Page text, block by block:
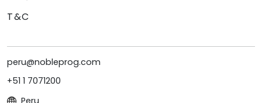
T&C
peru@nobleprog.com
+51 1 7071200